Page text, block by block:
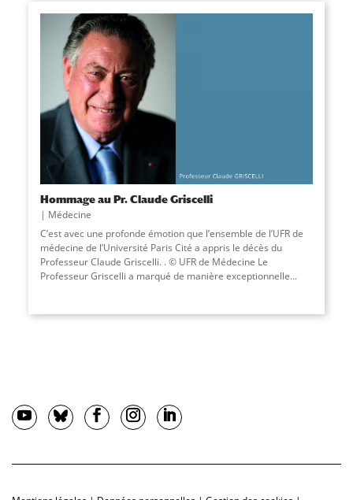
Hommage au Pr. Claude Griscelli
Médecine
C’est avec une profonde émotion que l’ensemble de l’UFR de
médecine de l’Université Paris Cité a appris le décès du
Professeur Claude Griscelli. . © UFR de Médecine Le
Professeur Griscelli a marqué de manière exceptionnelle...